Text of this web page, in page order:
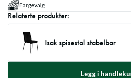
Fargevalg
Relaterte produkter:
Isak spisestol stabelbar
Legg i